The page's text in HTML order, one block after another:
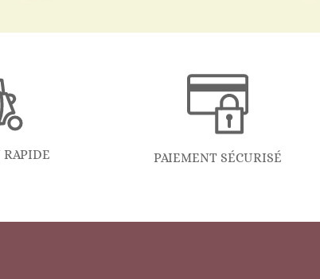
PAIEMENT SÉCURISÉ